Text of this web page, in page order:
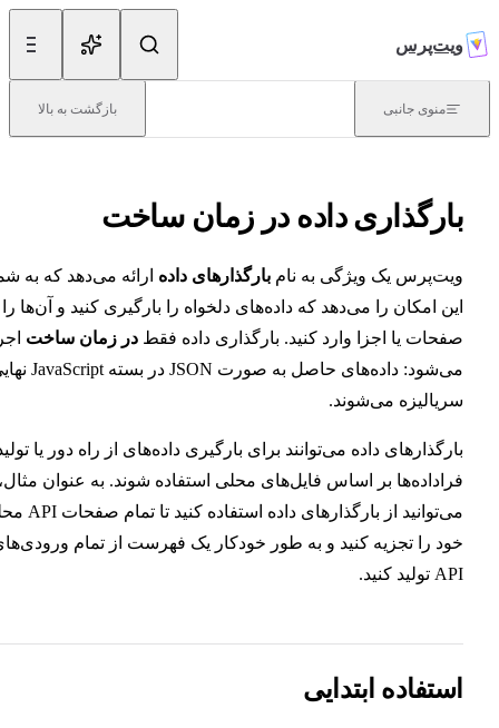
جانبی بازگشت به بالا
شروع کار
مسیریابی
استقرار
نوشتن
افزونه‌های Markdown
Frontmatter
داده در زمان ساخت
یک ویژگی به نام بارگذارهای دادهارائه می‌دهد که به شما
امکان را می‌دهد که داده‌های دلخواه را بارگیری کنید و آن‌ها را از
یا اجزا وارد کنید. بارگذاری داده فقطدر زمان ساختاجرا
می‌شود: داده‌های حاصل به صورت JSON در بسته JavaScript نهایی
می‌شوند.
داده می‌توانند برای بارگیری داده‌های از راه دور یا تولید
بر اساس فایل‌های محلی استفاده شوند. به عنوان مثال،
می‌توانید از بارگذارهای داده استفاده کنید تا تمام صفحات API محلی
را تجزیه کنید و به طور خودکار یک فهرست از تمام ورودی‌های
ابتدایی